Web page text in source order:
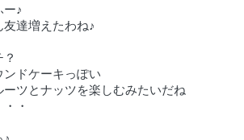
♪
友達増えたわね♪
ドケーキっぽい
ーツとナッツを楽しむみたいだね
・